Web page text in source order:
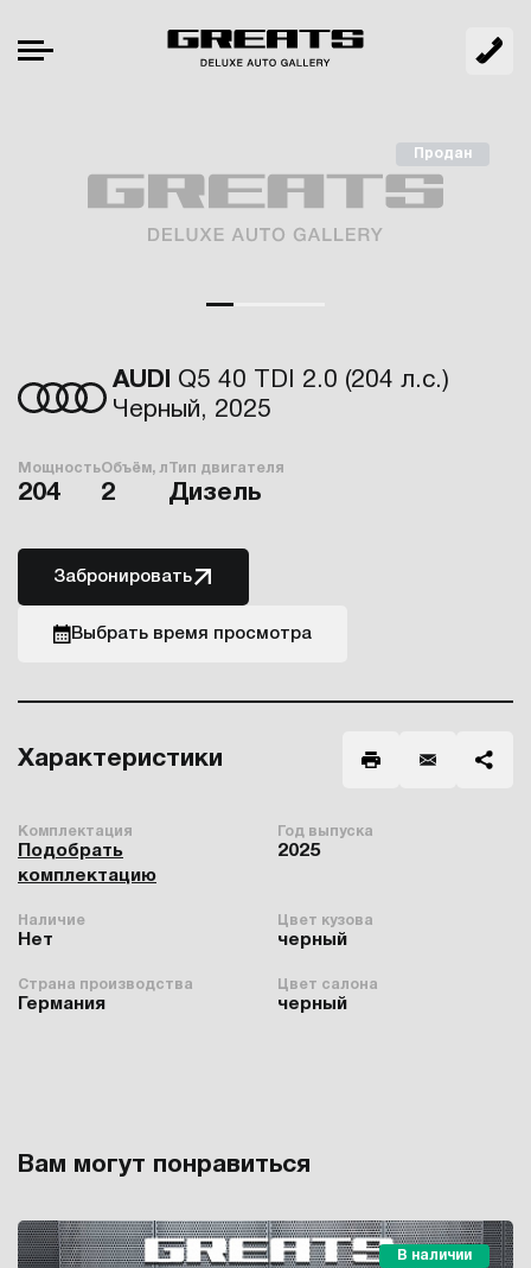
AUDI
Q5 40 TDI 2.0 (204 л.с.)
Черный, 2025
Продан
Мощность
204
Объём, л
2
Тип двигателя
Дизель
Забронировать
Выбрать время просмотра
Характеристики
Комплектация
Подобрать
комплектацию
Год выпуска
2025
Наличие
Нет
Цвет кузова
черный
Страна производства
Германия
Цвет салона
черный
Вам могут понравиться
В наличии